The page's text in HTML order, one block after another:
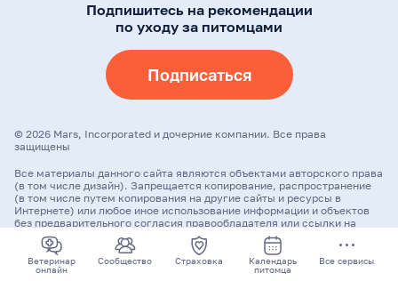
Ветеринар
онлайн
Сообщество Страховка
Календарь
питомца
Все сервисы
Подпишитесь на рекомендации
по уходу за питомцами
Подписаться
© 2026 Mars, Incorporated и дочерние компании. Все права
защищены
Все материалы данного сайта являются объектами авторского права
(в том числе дизайн). Запрещается копирование, распространение
(в том числе путем копирования на другие сайты и ресурсы в
Интернете) или любое иное использование информации и объектов
без предварительного согласия правообладателя или ссылки на
адрес первоисточника.